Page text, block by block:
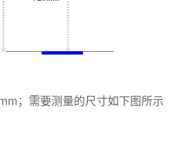
；需要测量的尺寸如下图所示